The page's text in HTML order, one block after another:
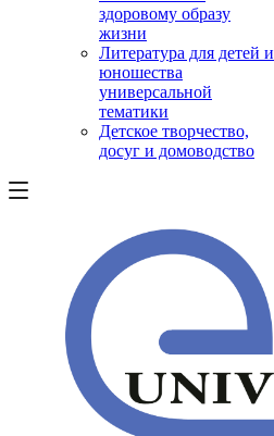
здоровому образу
жизни
Литература для детей и
юношества
универсальной
тематики
Детское творчество,
досуг и домоводство